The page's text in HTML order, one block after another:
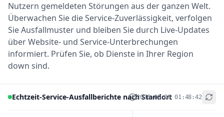
Nutzern gemeldeten Störungen aus der ganzen Welt.
Überwachen Sie die Service-Zuverlässigkeit, verfolgen
Sie Ausfallmuster und bleiben Sie durch Live-Updates
über Website- und Service-Unterbrechungen
informiert. Prüfen Sie, ob Dienste in Ihrer Region
down sind.
Echtzeit-Service-Ausfallberichte nach Standort
2026-08-06 01:48:42
+